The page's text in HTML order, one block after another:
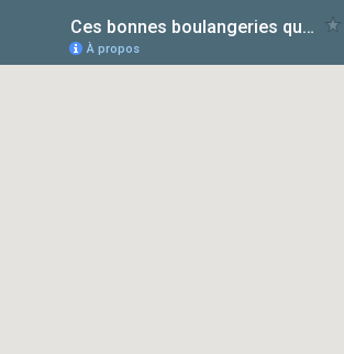
Ces bonnes boulangeries qui offrent des places assises à Paris
À propos